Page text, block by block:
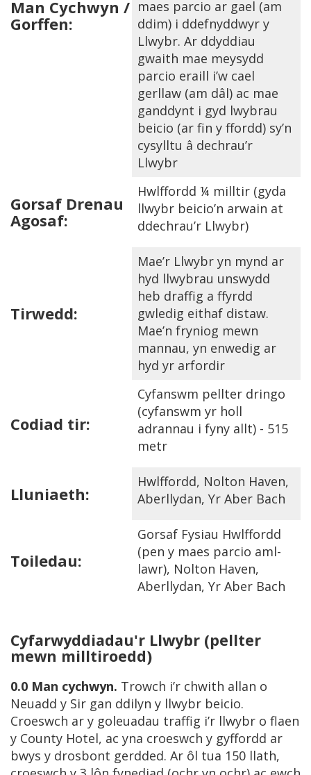
Man Cychwyn /
Gorffen:
maes parcio ar gael (am
ddim) i ddefnyddwyr y
Llwybr. Ar ddyddiau
gwaith mae meysydd
parcio eraill i’w cael
gerllaw (am dâl) ac mae
ganddynt i gyd lwybrau
beicio (ar fin y ffordd) sy’n
cysylltu â dechrau’r
Llwybr
Gorsaf Drenau
Agosaf:
Hwlffordd ¼ milltir (gyda
llwybr beicio’n arwain at
ddechrau’r Llwybr)
Tirwedd:
Mae’r Llwybr yn mynd ar
hyd llwybrau unswydd
heb draffig a ffyrdd
gwledig eithaf distaw.
Mae’n fryniog mewn
mannau, yn enwedig ar
hyd yr arfordir
Codiad tir:
Cyfanswm pellter dringo
(cyfanswm yr holl
adrannau i fyny allt) - 515
metr
Lluniaeth:
Hwlffordd, Nolton Haven,
Aberllydan, Yr Aber Bach
Toiledau:
Gorsaf Fysiau Hwlffordd
(pen y maes parcio aml-
lawr), Nolton Haven,
Aberllydan, Yr Aber Bach
Cyfarwyddiadau'r Llwybr (pellter
mewn milltiroedd)
0.0 Man cychwyn. Trowch i’r chwith allan o
Neuadd y Sir gan ddilyn y llwybr beicio.
Croeswch ar y goleuadau traffig i’r llwybr o flaen
y County Hotel, ac yna croeswch y gyffordd ar
bwys y drosbont gerdded. Ar ôl tua 150 llath,